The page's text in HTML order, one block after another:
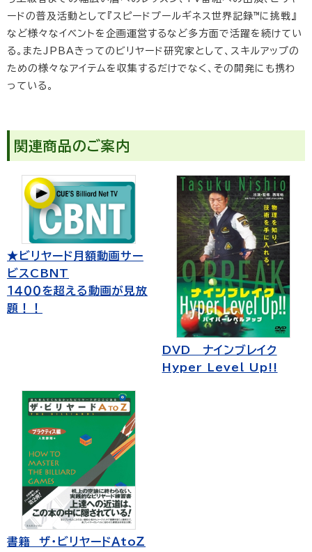
ードの普及活動として『スピードプールギネス世界記録™に挑戦』
など様々なイベントを企画運営するなど多方面で活躍を続けてい
る。またJPBAきってのビリヤード研究家として、スキルアップの
ための様々なアイテムを収集するだけでなく、その開発にも携わ
っている。
関連商品のご案内
★ビリヤード月額動画サー
ビスCBNT
１４００を超える動画が見放
題！！
DVD ナインブレイク
Hyper Level Up!!
書籍 ザ・ビリヤードＡtoＺ